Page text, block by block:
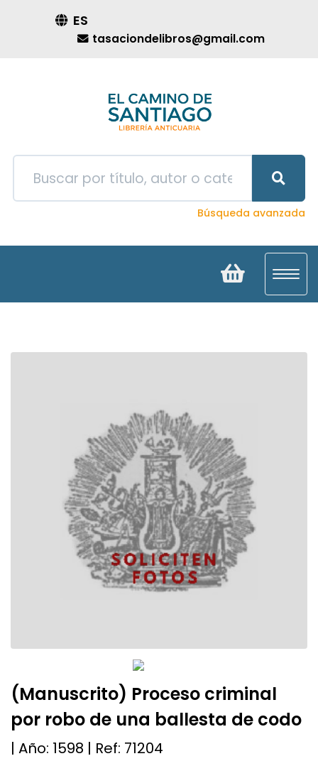
ES
tasaciondelibros@gmail.com
Búsqueda avanzada
(Manuscrito) Proceso criminal
por robo de una ballesta de codo
| Año: 1598 | Ref: 71204